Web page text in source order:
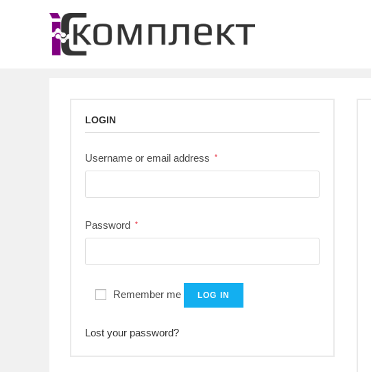
содержимому
LOGIN
Username or email address *
Password *
Remember me LOG IN
Lost your password?